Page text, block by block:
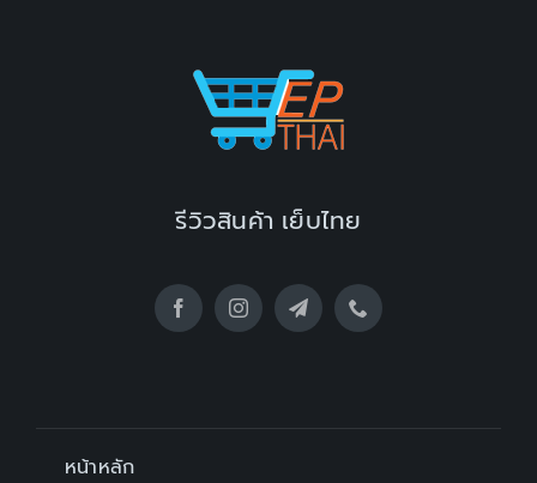
รีวิวสินค้า เย็บไทย
หน้าหลัก